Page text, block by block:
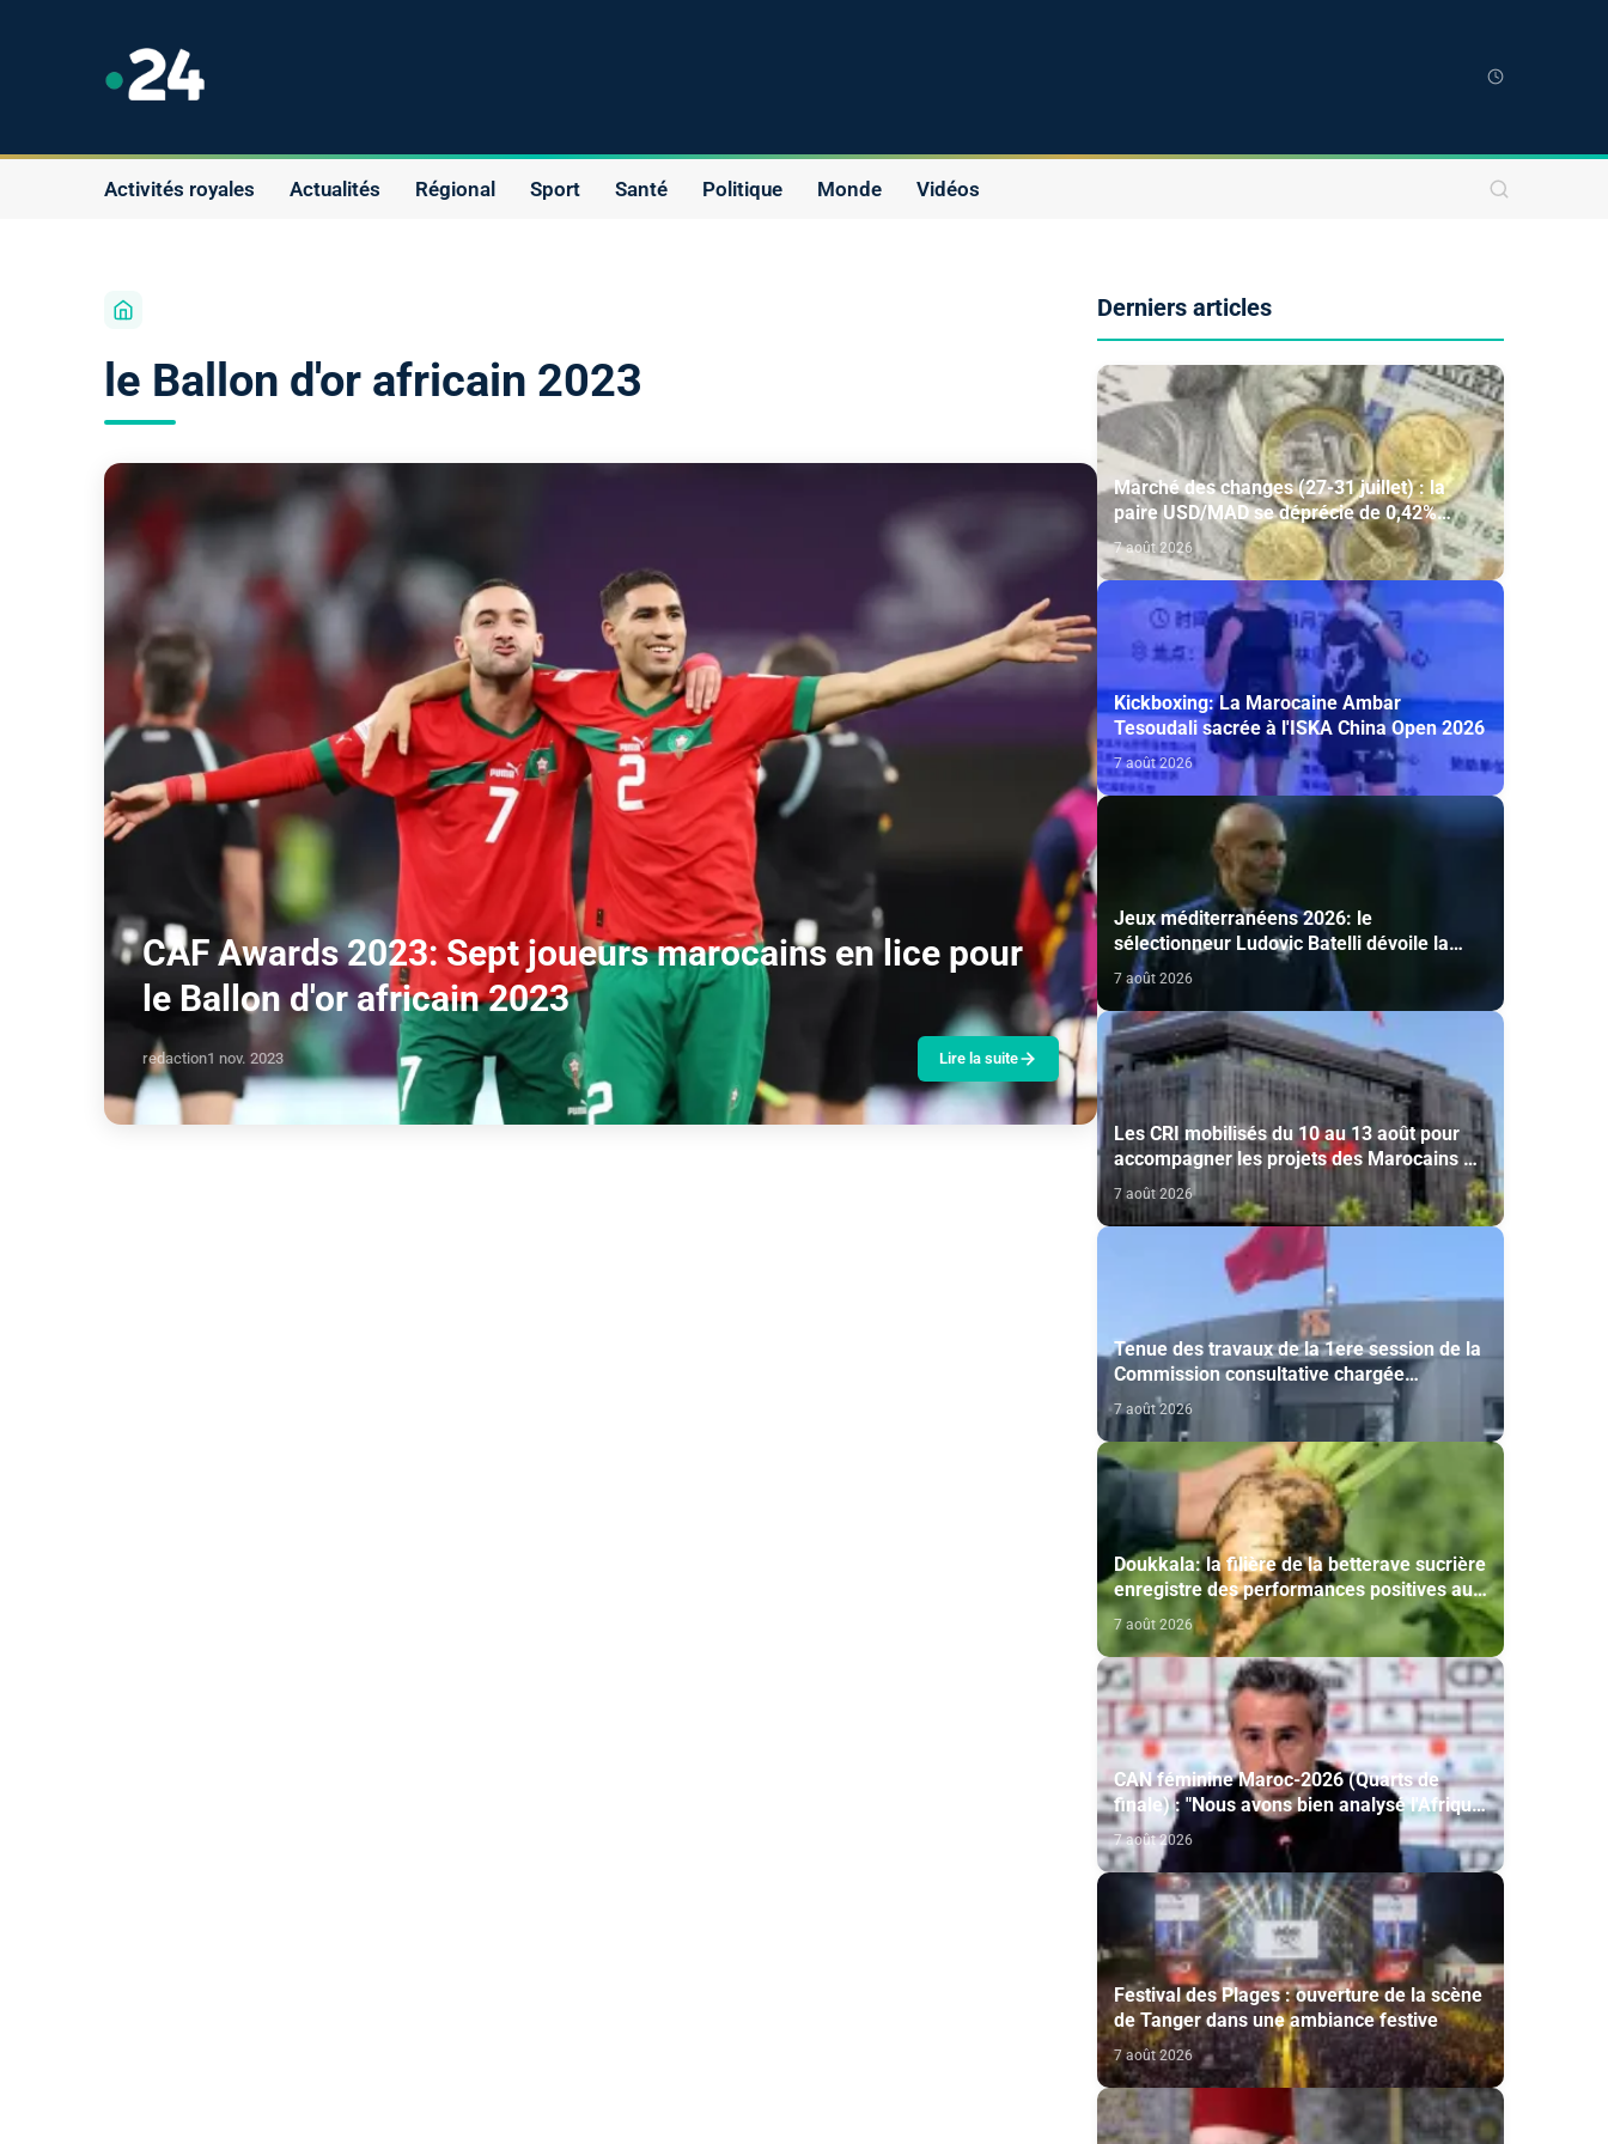
Activités royales Actualités Régional Sport Santé Politique Monde Vidéos
le Ballon d'or africain 2023
CAF Awards 2023: Sept joueurs marocains en lice pour
le Ballon d'or africain 2023
redaction1 nov. 2023 Lire la suite
Derniers articles
Marché des changes (27-31 juillet) : la
paire USD/MAD se déprécie de 0,42%
(AGR)
7 août 2026
Kickboxing: La Marocaine Ambar
Tesoudali sacrée à l'ISKA China Open 2026
7 août 2026
Jeux méditerranéens 2026: le
sélectionneur Ludovic Batelli dévoile la
liste finale de l'équipe nationale U20
7 août 2026
Les CRI mobilisés du 10 au 13 août pour
accompagner les projets des Marocains du
Monde
7 août 2026
Tenue des travaux de la 1ere session de la
Commission consultative chargée
d’émettre un avis sur la délivrance de la
carte du professionnel du cinéma (CCM)
7 août 2026
Doukkala: la filière de la betterave sucrière
enregistre des performances positives au
titre de la campagne agricole 2025-2026
7 août 2026
CAN féminine Maroc-2026 (Quarts de
finale) : "Nous avons bien analysé l'Afrique
du Sud pour aller chercher la victoire"
(Jorge Vilda)
7 août 2026
Festival des Plages : ouverture de la scène
de Tanger dans une ambiance festive
7 août 2026